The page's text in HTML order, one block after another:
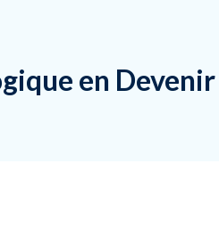
en Devenir